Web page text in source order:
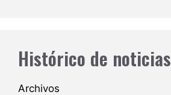
Histórico de noticias
Archivos